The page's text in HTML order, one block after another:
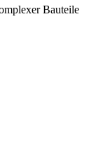
Bauteile